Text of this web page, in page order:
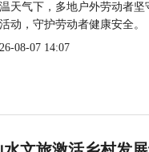
天气下，多地户外劳动者
动，守护劳动者健康安全。
08-07 14:07